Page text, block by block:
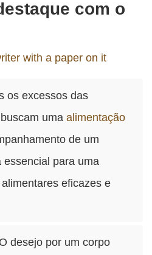
com o
os excessos das
uma alimentação
de um
para uma
eficazes e
O desejo por um corpo